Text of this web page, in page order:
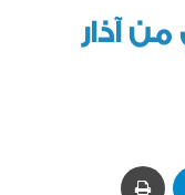
آذار
تيلقرام